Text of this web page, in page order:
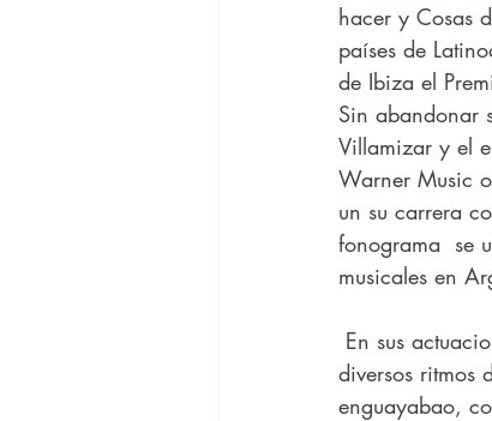
hacer y Cosas
países de
de Ibiza el
Sin abandonar
Villamizar y el
Warner Music
un su carrera
fonograma  se
musicales en
diversos ritmos
enguayabao,